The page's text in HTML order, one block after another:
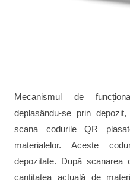
Mecanismul de
deplasându-se prin
scana codurile QR
materialelor. Aceste
depozitate. După scanarea
cantitatea actuală de